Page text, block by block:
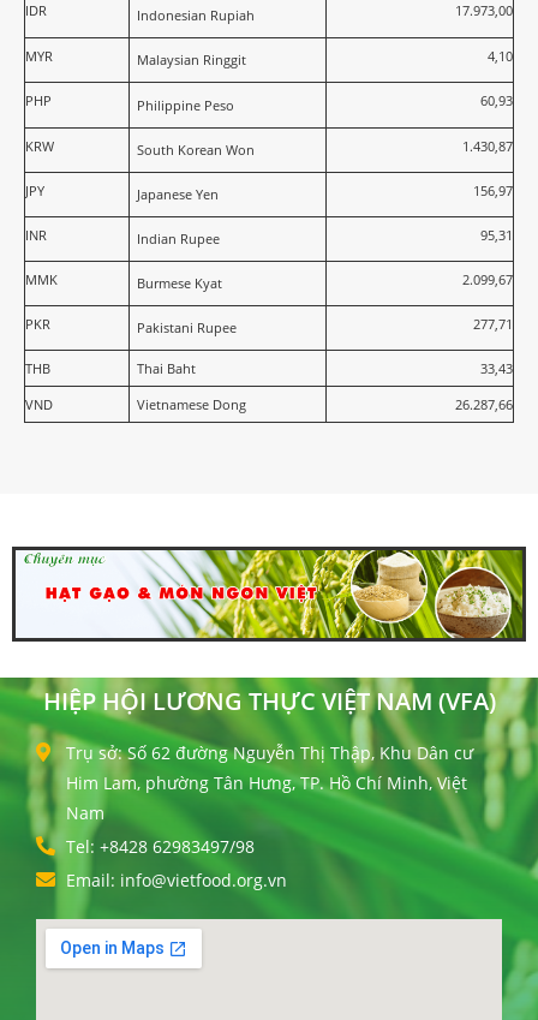
IDR Indonesian Rupiah 17.973,00
MYR Malaysian Ringgit 4,10
PHP Philippine Peso 60,93
KRW South Korean Won 1.430,87
JPY Japanese Yen 156,97
INR Indian Rupee 95,31
MMK Burmese Kyat 2.099,67
PKR Pakistani Rupee 277,71
THB Thai Baht
33,43
VND
Vietnamese Dong 26.287,66
HIỆP HỘI LƯƠNG THỰC VIỆT NAM (VFA)
Trụ sở: Số 62 đường Nguyễn Thị Thập, Khu Dân cư
Him Lam, phường Tân Hưng, TP. Hồ Chí Minh, Việt
Nam
Tel: +8428 62983497/98
Email: info@vietfood.org.vn